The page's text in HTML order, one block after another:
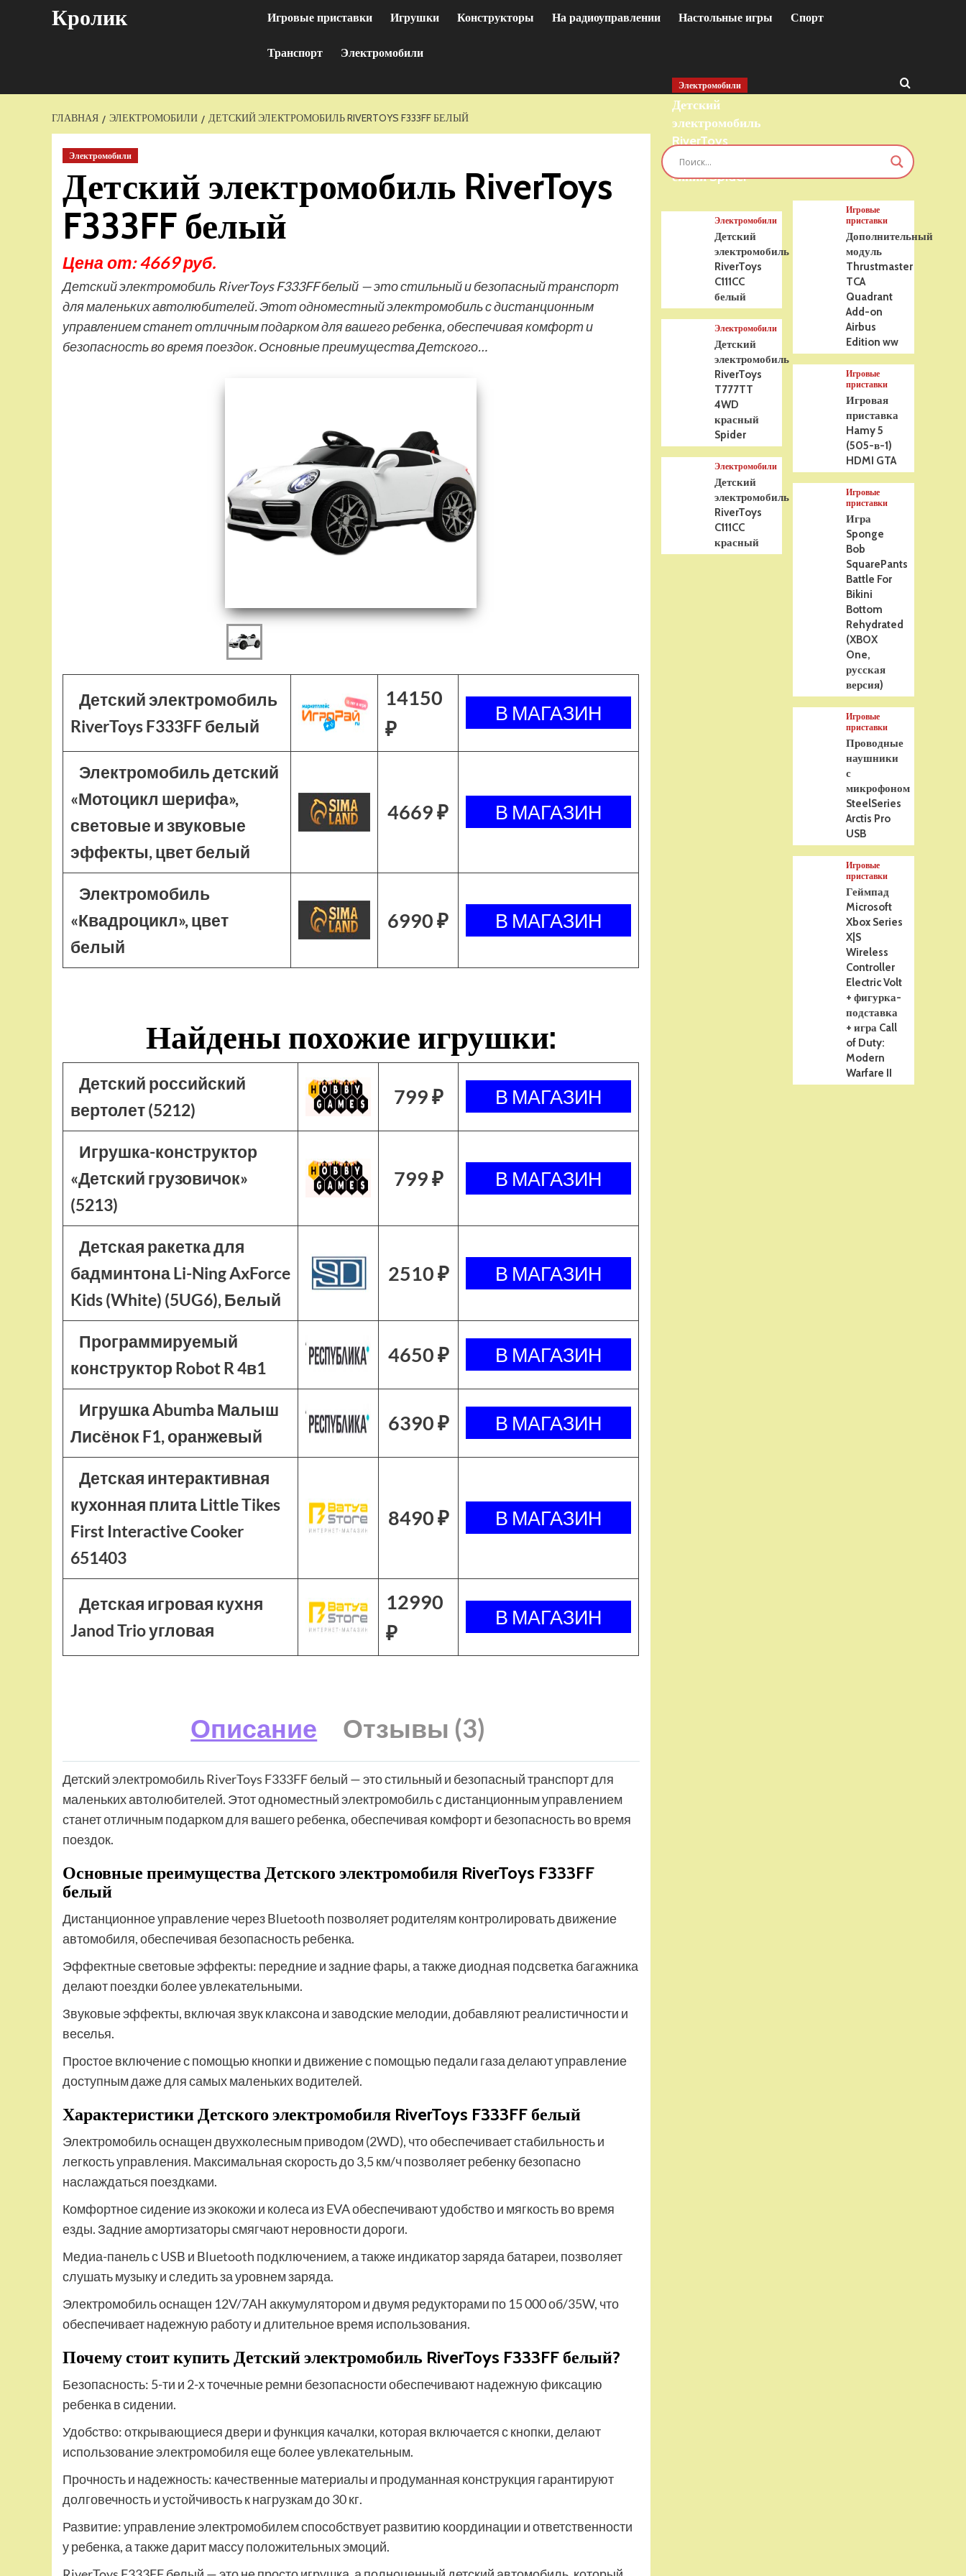
Кролик Игровые приставки Игрушки Конструкторы На радиоуправлении Настольные игры Спорт
Транспорт Электромобили
ГЛАВНАЯ ЭЛЕКТРОМОБИЛИ ДЕТСКИЙ ЭЛЕКТРОМОБИЛЬ RIVERTOYS F333FF БЕЛЫЙ
Электромобили
Детский электромобиль RiverToys
F333FF белый
Цена от: 4669 руб.
Детский электромобиль RiverToys F333FF белый — это стильный и безопасный транспорт
для маленьких автолюбителей. Этот одноместный электромобиль с дистанционным
управлением станет отличным подарком для вашего ребенка, обеспечивая комфорт и
безопасность во время поездок. Основные преимущества Детского…
Детский электромобиль
RiverToys F333FF белый
14150
₽
Электромобиль детский
«Мотоцикл шерифа»,
световые и звуковые
эффекты, цвет белый
4669 ₽
Электромобиль
«Квадроцикл», цвет
белый
6990 ₽
Найдены похожие игрушки:
Детский российский
вертолет (5212)
799 ₽
Игрушка-конструктор
«Детский грузовичок»
(5213)
799 ₽
Детская ракетка для
бадминтона Li-Ning AxForce
Kids (White) (5UG6), Белый
2510 ₽
Программируемый
конструктор Robot R 4в1
4650 ₽
Игрушка Abumba Малыш
Лисёнок F1, оранжевый
6390 ₽
Детская интерактивная
кухонная плита Little Tikes
First Interactive Cooker
651403
8490 ₽
Детская игровая кухня
Janod Trio угловая
12990
₽
Описание Отзывы (3)
Детский электромобиль RiverToys F333FF белый — это стильный и безопасный транспорт для
маленьких автолюбителей. Этот одноместный электромобиль с дистанционным управлением
станет отличным подарком для вашего ребенка, обеспечивая комфорт и безопасность во время
поездок.
Основные преимущества Детского электромобиля RiverToys F333FF
белый
Дистанционное управление через Bluetooth позволяет родителям контролировать движение
автомобиля, обеспечивая безопасность ребенка.
Эффектные световые эффекты: передние и задние фары, а также диодная подсветка багажника
делают поездки более увлекательными.
Звуковые эффекты, включая звук клаксона и заводские мелодии, добавляют реалистичности и
веселья.
Простое включение с помощью кнопки и движение с помощью педали газа делают управление
доступным даже для самых маленьких водителей.
Характеристики Детского электромобиля RiverToys F333FF белый
Электромобиль оснащен двухколесным приводом (2WD), что обеспечивает стабильность и
легкость управления. Максимальная скорость до 3,5 км/ч позволяет ребенку безопасно
наслаждаться поездками.
Комфортное сидение из экокожи и колеса из EVA обеспечивают удобство и мягкость во время
езды. Задние амортизаторы смягчают неровности дороги.
Медиа-панель с USB и Bluetooth подключением, а также индикатор заряда батареи, позволяет
слушать музыку и следить за уровнем заряда.
Электромобиль оснащен 12V/7AH аккумулятором и двумя редукторами по 15 000 об/35W, что
обеспечивает надежную работу и длительное время использования.
Почему стоит купить Детский электромобиль RiverToys F333FF белый?
Безопасность: 5-ти и 2-х точечные ремни безопасности обеспечивают надежную фиксацию
ребенка в сидении.
Удобство: открывающиеся двери и функция качалки, которая включается с кнопки, делают
использование электромобиля еще более увлекательным.
Прочность и надежность: качественные материалы и продуманная конструкция гарантируют
долговечность и устойчивость к нагрузкам до 30 кг.
Развитие: управление электромобилем способствует развитию координации и ответственности
у ребенка, а также дарит массу положительных эмоций.
Электромобили
Детский
электромобиль
RiverToys
T777TT 4WD
синий Spider
Электромобили
Детский
электромобиль
RiverToys
C111CC
белый
Электромобили
Детский
электромобиль
RiverToys
T777TT
4WD
красный
Spider
Электромобили
Детский
электромобиль
RiverToys
C111CC
красный
Игровые
приставки
Дополнительный
модуль
Thrustmaster
TCA
Quadrant
Add-on
Airbus
Edition ww
Игровые
приставки
Игровая
приставка
Hamy 5
(505-в-1)
HDMI GTA
Игровые
приставки
Игра
Sponge
Bob
SquarePants
Battle For
Bikini
Bottom
Rehydrated
(XBOX
One,
русская
версия)
Игровые
приставки
Проводные
наушники
с
микрофоном
SteelSeries
Arctis Pro
USB
Игровые
приставки
Геймпад
Microsoft
Xbox Series
X|S
Wireless
Controller
Electric Volt
+ фигурка-
подставка
+ игра Call
of Duty:
Modern
Warfare II